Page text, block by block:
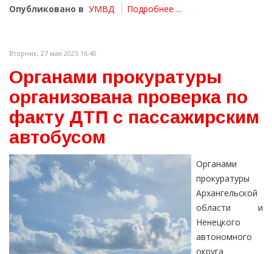
Опубликовано в УМВД Подробнее ...
Вторник, 27 мая 2025 16:40
Органами прокуратуры
организована проверка по
факту ДТП с пассажирским
автобусом
Органами
прокуратуры
Архангельской
области и
Ненецкого
автономного
округа